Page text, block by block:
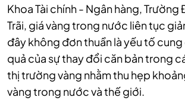
Khoa Tài chính - Ngân hàng,
Trãi, giá vàng trong nước liên tục
đây không đơn thuần là yếu tố cung
quả của sự thay đổi căn bản trong
thị trường vàng nhằm thu hẹp
vàng trong nước và thế giới.